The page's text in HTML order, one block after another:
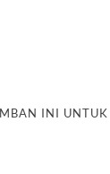
INI UNTUK